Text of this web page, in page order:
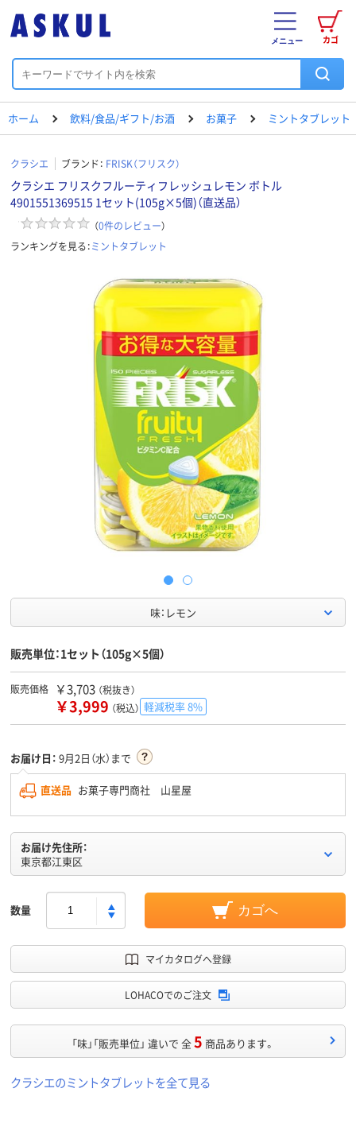
カゴ
メニュー
ホーム 飲料/食品/ギフト/お酒 お菓子 ミントタブレット
クラシエ ブランド： FRISK（フリスク）
クラシエ フリスクフルーティフレッシュレモン ボトル
4901551369515 1セット(105g×5個)（直送品）
（0件のレビュー）
ランキングを見る：ミントタブレット
味：レモン
販売単位：1セット（105g×5個）
販売価格 ￥3,703 （税抜き）
￥3,999 （税込） 軽減税率 8%
お届け日： 9月2日（水）まで
直送品 お菓子専門商社 山星屋
お届け先住所：
東京都江東区
数量 カゴへ
マイカタログへ登録
LOHACOでのご注文
「味」「販売単位」 違いで 全5 商品あります。
クラシエのミントタブレットを全て見る